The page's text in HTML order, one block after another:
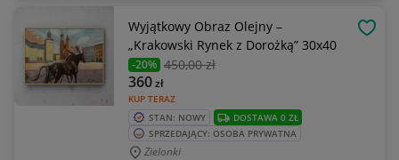
Wyjątkowy Obraz Olejny –
„Krakowski Rynek z Dorożką” 30x40
-20% 450,00 zł
KUP TERAZ
360zł
STAN: NOWY
DOSTAWA 0 ZŁ
SPRZEDAJĄCY: OSOBA PRYWATNA
Zielonki